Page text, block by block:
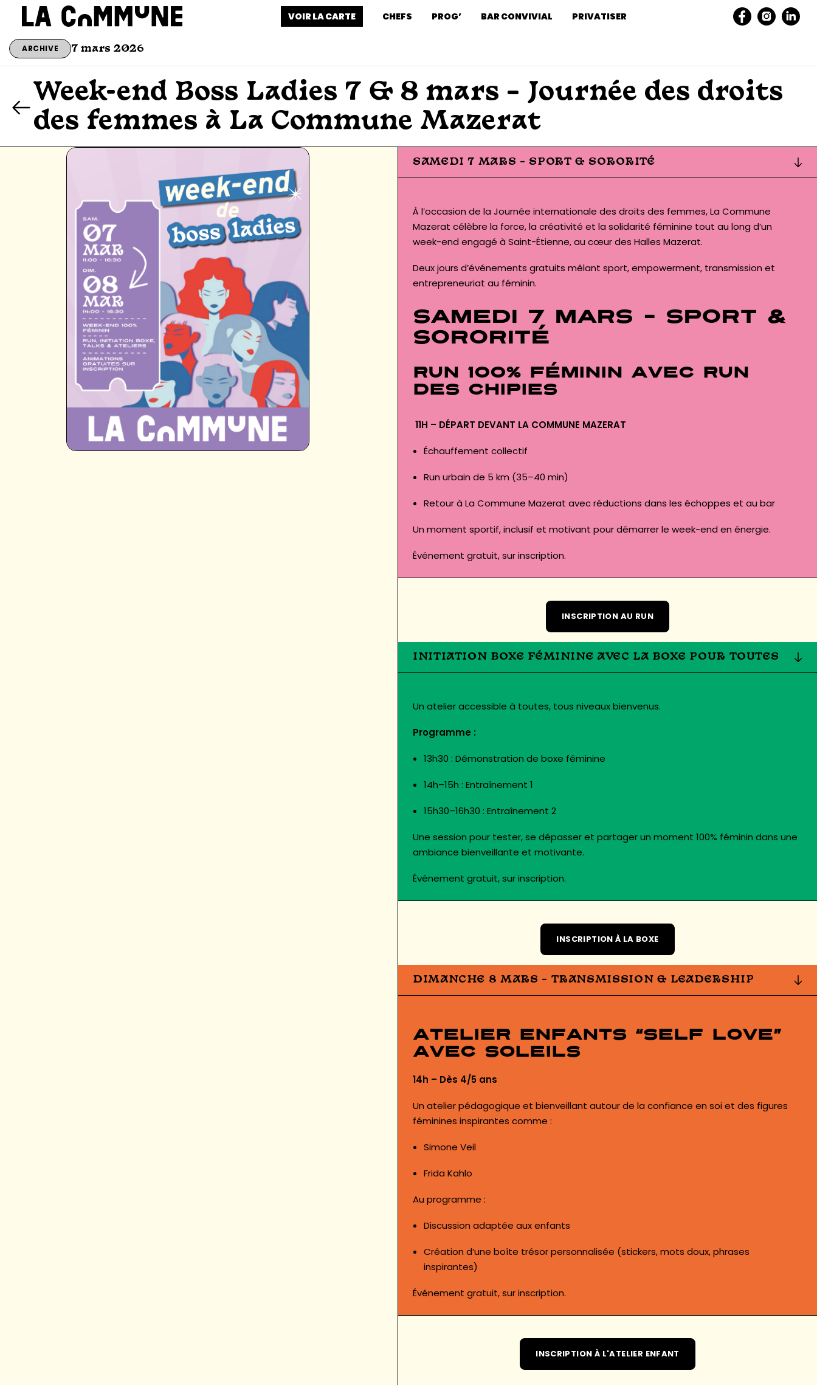
VOIR LA CARTE CHEFS PROG’ BAR CONVIVIAL PRIVATISER
ARCHIVE 7 mars 2026
Week-end Boss Ladies 7 & 8 mars – Journée des droits
des femmes à La Commune Mazerat
SAMEDI 7 MARS – SPORT & SORORITÉ
À l’occasion de la Journée internationale des droits des femmes, La Commune
Mazerat célèbre la force, la créativité et la solidarité féminine tout au long d’un
week-end engagé à Saint-Étienne, au cœur des Halles Mazerat.
Deux jours d’événements gratuits mêlant sport, empowerment, transmission et
entrepreneuriat au féminin.
SAMEDI 7 MARS – Sport &
Sororité
Run 100% féminin avec
Run
des Chipies
11H – DÉPART DEVANT LA COMMUNE MAZERAT
Échauffement collectif
Run urbain de 5 km (35–40 min)
Retour à La Commune Mazerat avec réductions dans les échoppes et au bar
Un moment sportif, inclusif et motivant pour démarrer le week-end en énergie.
Événement gratuit, sur inscription.
INSCRIPTION AU RUN
INITIATION BOXE FÉMININE AVEC LA BOXE POUR TOUTES
Un atelier accessible à toutes, tous niveaux bienvenus.
Programme :
13h30 : Démonstration de boxe féminine
14h–15h : Entraînement 1
15h30–16h30 : Entraînement 2
Une session pour tester, se dépasser et partager un moment 100% féminin dans une
ambiance bienveillante et motivante.
Événement gratuit, sur inscription.
INSCRIPTION À LA BOXE
DIMANCHE 8 MARS – TRANSMISSION & LEADERSHIP
Atelier enfants “Self Love”
avec Soleils
14h – Dès 4/5 ans
Un atelier pédagogique et bienveillant autour de la confiance en soi et des figures
féminines inspirantes comme :
Simone Veil
Frida Kahlo
Au programme :
Discussion adaptée aux enfants
Création d’une boîte trésor personnalisée (stickers, mots doux, phrases
inspirantes)
Événement gratuit, sur inscription.
INSCRIPTION À L'ATELIER ENFANT